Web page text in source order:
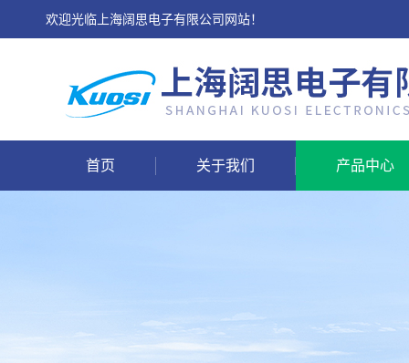
欢迎光临上海阔思电子有限公司网站！
首页 关于我们 产品中心